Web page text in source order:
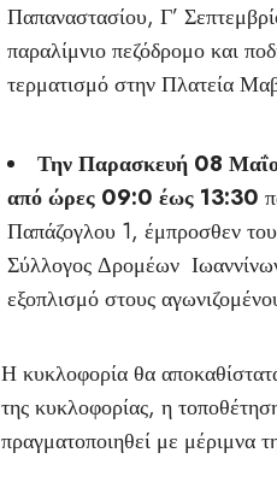
Παπαναστασίου, Γ’
παραλίμνιο πεζόδρομο και
τερματισμό στην Πλατεία
Την Παρασκευή 08
από ώρες 09:0 έως 13:30
Παπάζογλου 1, έμπροσθεν
Σύλλογος Δρομέων
εξοπλισμό στους
Η κυκλοφορία θα
της κυκλοφορίας, η
πραγματοποιηθεί με μέριμνα